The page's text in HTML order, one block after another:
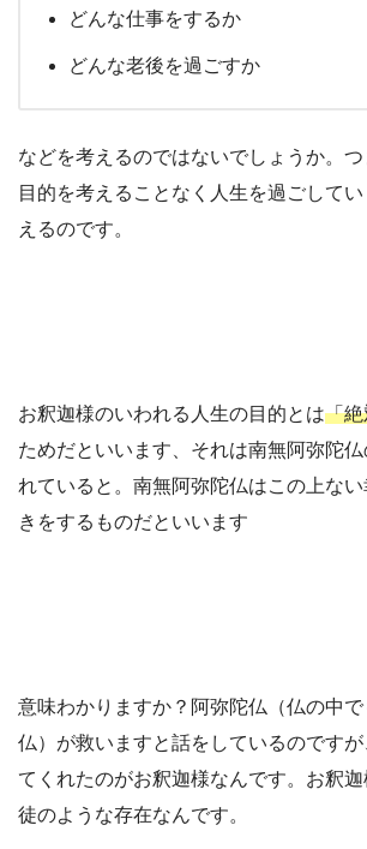
どんな仕事をするか
どんな老後を過ごすか
などを考えるのではないでしょうか。
目的を考えることなく人生を過ごして
えるのです。
お釈迦様のいわれる人生の目的とは「
ためだといいます、それは南無阿弥陀
れていると。南無阿弥陀仏はこの上な
きをするものだといいます
意味わかりますか？阿弥陀仏（仏の中
仏）が救いますと話をしているのですが
てくれたのがお釈迦様なんです。お釈
徒のような存在なんです。